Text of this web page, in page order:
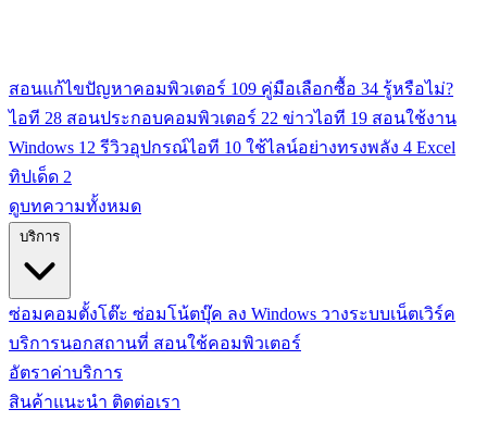
สอนแก้ไขปัญหาคอมพิวเตอร์ 109 คู่มือเลือกซื้อ 34 รู้หรือไม่?
ไอที 28 สอนประกอบคอมพิวเตอร์ 22 ข่าวไอที 19 สอนใช้งาน
Windows 12 รีวิวอุปกรณ์ไอที 10 ใช้ไลน์อย่างทรงพลัง 4 Excel
ทิปเด็ด 2
ดูบทความทั้งหมด
ซ่อมคอมตั้งโต๊ะ ซ่อมโน้ตบุ๊ค ลง Windows วางระบบเน็ตเวิร์ค
บริการนอกสถานที่ สอนใช้คอมพิวเตอร์
อัตราค่าบริการ
สินค้าแนะนำ ติดต่อเรา